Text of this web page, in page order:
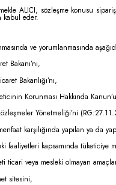
ALICI, sözleşme konusu
eder.
ve yorumlanmasında
Bakanı’nı,
Bakanlığı’nı,
Korunması Hakkında
Yönetmeliği’ni
karşılığında yapılan ya da
faaliyetleri kapsamında tüketiciye
ticari veya mesleki olmayan
sitesini,